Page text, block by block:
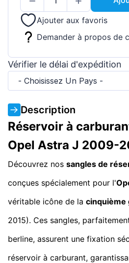
Ajouter aux favoris
Demander à propos de
Vérifier le délai d'expédition
- Choisissez Un Pays -
Description
Réservoir à
Opel Astra J 2009-
Découvrez nos sangles de
conçues spécialement pour l'
véritable icône de la cinquième
2015). Ces sangles,
berline, assurent une fixation
réservoir à carburant,